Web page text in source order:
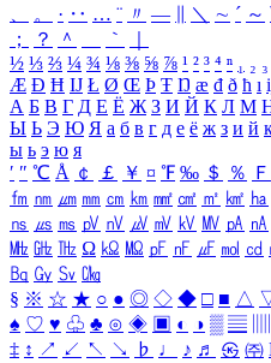
、
。 · ‥ … ¨ 〃 ― ＼ ∼ ´ ～
；
？ ＾ ｀
½ ⅓ ⅔ ¼ ¾ ⅛ ⅜ ⅝ ⅞ ¹ ² ³ ⁴ ⁿ ₁ ₂ ₃
Æ Ð Ħ Ĳ Ł Ø Œ Þ Ŧ Ŋ æ đ ð ħ ı
А Б В Г Д Е Ё Ж З И Й К Л М
Ы Ь Э Ю Я а б в г д е ё ж з и й
ы ь э ю я
′ ″ ℃ Å ￠ ￡ ￥ ¤ ℉ ‰ ＄ ％ Ｆ
㎙ ㎚ ㎛ ㎜ ㎝ ㎞ ㎟ ㎠ ㎡ ㎢ ㏊
㎱ ㎲ ㎳ ㎴ ㎵ ㎶ ㎷ ㎸ ㎹ ㎀ ㎁
㎒ ㎓ ㎔ Ω ㏀ ㏁ ㎊ ㎋ ㎌ ㏖ ㏅
㏃ ㏉ ㏜ ㏆
§ ※ ☆ ★ ○ ● ◎ ◇ ◆ □ ■ △
♠ ♡ ♥ ♧ ♣ ⊙ ◈ ▣ ◐ ◑ ▒ ▤
‡ ↕ ↗ ↙ ↖ ↘ ♭ ♩ ♪ ♬ ㉿ ㈜